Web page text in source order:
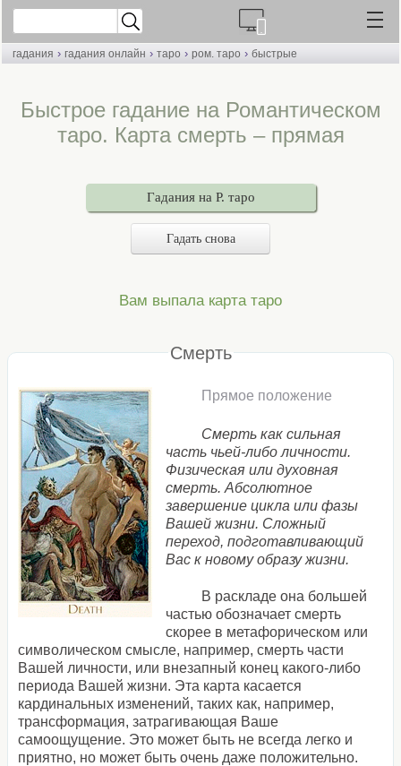
гадания › гадания онлайн › таро › ром. таро › быстрые
Быстрое гадание на Романтическом
таро. Карта смерть – прямая
Гадания на Р. таро
Гадать снова
Вам выпала карта таро
Смерть
Прямое положение
Смерть как сильная
часть чьей-либо личности.
Физическая или духовная
смерть. Абсолютное
завершение цикла или фазы
Вашей жизни. Сложный
переход, подготавливающий
Вас к новому образу жизни.
В раскладе она большей
частью обозначает смерть
скорее в метафорическом или
символическом смысле, например, смерть части
Вашей личности, или внезапный конец какого-либо
периода Вашей жизни. Эта карта касается
кардинальных изменений, таких как, например,
трансформация, затрагивающая Ваше
самоощущение. Это может быть не всегда легко и
приятно, но может быть очень даже положительно.